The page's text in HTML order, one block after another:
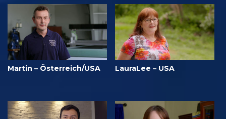
Martin – Österreich/USA LauraLee – USA